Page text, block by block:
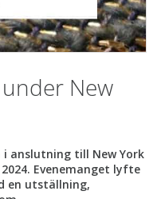
New
i anslutning till New York
Evenemanget lyfte
en utställning,